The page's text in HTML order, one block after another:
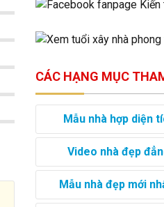
CÁC HẠNG MỤC
Mẫu nhà hợp diện
Video nhà đẹp
Mẫu nhà đẹp mới